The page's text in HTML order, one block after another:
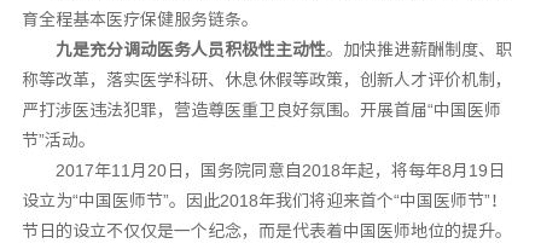
育全程基本医疗保健服务链条。
九是充分调动医务人员积极性主动性。加快推进薪酬制度、职
称等改革，落实医学科研、休息休假等政策，创新人才评价机制，
严打涉医违法犯罪，营造尊医重卫良好氛围。开展首届“中国医师
节”活动。
2017年11月20日，国务院同意自2018年起，将每年8月19日
设立为“中国医师节”。因此2018年我们将迎来首个“中国医师节”！
节日的设立不仅仅是一个纪念，而是代表着中国医师地位的提升。